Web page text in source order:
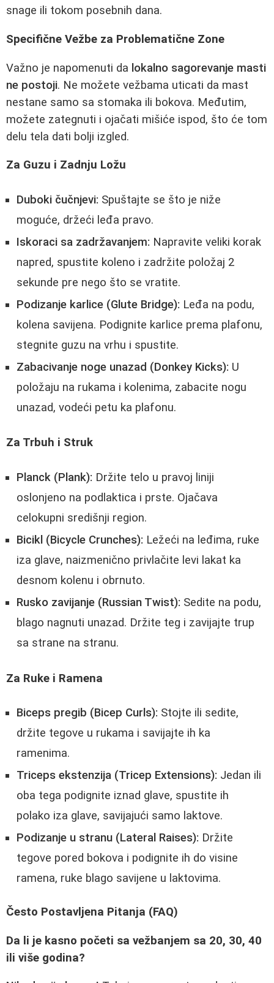
snage ili tokom posebnih dana.
Specifične Vežbe za Problematične Zone
Važno je napomenuti da lokalno sagorevanje masti
ne postoji. Ne možete vežbama uticati da mast
nestane samo sa stomaka ili bokova. Međutim,
možete zategnuti i ojačati mišiće ispod, što će tom
delu tela dati bolji izgled.
Za Guzu i Zadnju Ložu
Duboki čučnjevi: Spuštajte se što je niže
moguće, držeći leđa pravo.
Iskoraci sa zadržavanjem: Napravite veliki korak
napred, spustite koleno i zadržite položaj 2
sekunde pre nego što se vratite.
Podizanje karlice (Glute Bridge): Leđa na podu,
kolena savijena. Podignite karlice prema plafonu,
stegnite guzu na vrhu i spustite.
Zabacivanje noge unazad (Donkey Kicks): U
položaju na rukama i kolenima, zabacite nogu
unazad, vodeći petu ka plafonu.
Za Trbuh i Struk
Planck (Plank): Držite telo u pravoj liniji
oslonjeno na podlaktica i prste. Ojačava
celokupni središnji region.
Bicikl (Bicycle Crunches): Ležeći na leđima, ruke
iza glave, naizmenično privlačite levi lakat ka
desnom kolenu i obrnuto.
Rusko zavijanje (Russian Twist): Sedite na podu,
blago nagnuti unazad. Držite teg i zavijajte trup
sa strane na stranu.
Za Ruke i Ramena
Biceps pregib (Bicep Curls): Stojte ili sedite,
držite tegove u rukama i savijajte ih ka
ramenima.
Triceps ekstenzija (Tricep Extensions): Jedan ili
oba tega podignite iznad glave, spustite ih
polako iza glave, savijajući samo laktove.
Podizanje u stranu (Lateral Raises): Držite
tegove pored bokova i podignite ih do visine
ramena, ruke blago savijene u laktovima.
Često Postavljena Pitanja (FAQ)
Da li je kasno početi sa vežbanjem sa 20, 30, 40
ili više godina?